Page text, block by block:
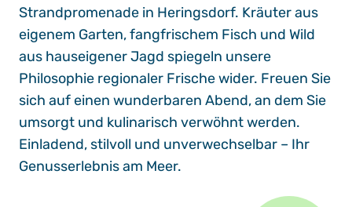
Strandpromenade in Heringsdorf. Kräuter aus
eigenem Garten, fangfrischem Fisch und Wild
aus hauseigener Jagd spiegeln unsere
Philosophie regionaler Frische wider. Freuen Sie
sich auf einen wunderbaren Abend, an dem Sie
umsorgt und kulinarisch verwöhnt werden.
Einladend, stilvoll und unverwechselbar – Ihr
Genusserlebnis am Meer.